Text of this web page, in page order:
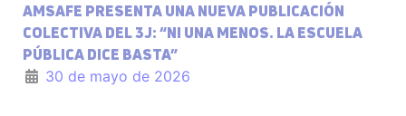
AMSAFE PRESENTA UNA NUEVA PUBLICACIÓN
COLECTIVA DEL 3J: “NI UNA MENOS. LA ESCUELA
PÚBLICA DICE BASTA”
30 de mayo de 2026